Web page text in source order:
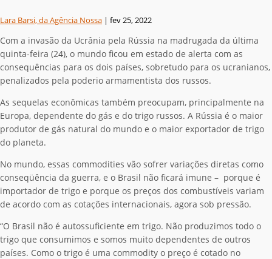
Lara Barsi, da Agência Nossa | fev 25, 2022
Com a invasão da Ucrânia pela Rússia na madrugada da última
quinta-feira (24), o mundo ficou em estado de alerta com as
consequências para os dois países, sobretudo para os ucranianos,
penalizados pela poderio armamentista dos russos.
As sequelas econômicas também preocupam, principalmente na
Europa, dependente do gás e do trigo russos. A Rússia é o maior
produtor de gás natural do mundo e o maior exportador de trigo
do planeta.
No mundo, essas commodities vão sofrer variações diretas como
conseqüência da guerra, e o Brasil não ficará imune – porque é
importador de trigo e porque os preços dos combustíveis variam
de acordo com as cotações internacionais, agora sob pressão.
“O Brasil não é autossuficiente em trigo. Não produzimos todo o
trigo que consumimos e somos muito dependentes de outros
países. Como o trigo é uma commodity o preço é cotado no